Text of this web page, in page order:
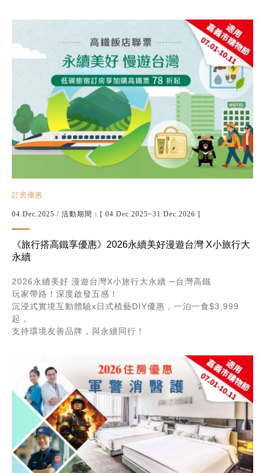
訂房優惠
04.Dec.2025 / 活動期間：[ 04.Dec.2025~31.Dec.2026 ]
《旅行搭高鐵享優惠》2026永續美好漫遊台灣 X小旅行大
永續
2026永續美好 漫遊台灣X小旅行大永續 ─台灣高鐵
玩家帶路！深度啟發五感！
沉浸式實境互動體驗x日式植藝DIY優惠，一泊一食$3,999
起，
支持環境友善品牌，與永續同行！